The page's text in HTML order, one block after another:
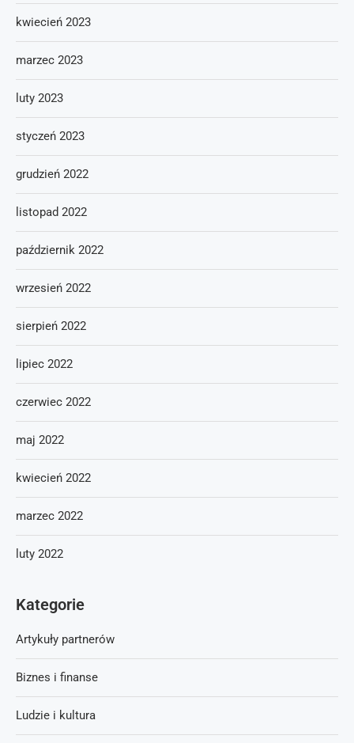
kwiecień 2023
marzec 2023
luty 2023
styczeń 2023
grudzień 2022
listopad 2022
październik 2022
wrzesień 2022
sierpień 2022
lipiec 2022
czerwiec 2022
maj 2022
kwiecień 2022
marzec 2022
luty 2022
Kategorie
Artykuły partnerów
Biznes i finanse
Ludzie i kultura